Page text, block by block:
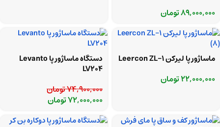
89,000,000تومان
ماساژور پا لیرکن Leercon ZL-1
22,000,000تومان
دستگاه ماساژور پا Levanto
LV204
74,900,000تومان
72,000,000تومان